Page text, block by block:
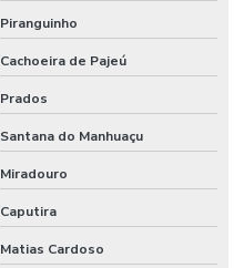
Piranguinho
Cachoeira de Pajeú
Prados
Santana do Manhuaçu
Miradouro
Caputira
Matias Cardoso